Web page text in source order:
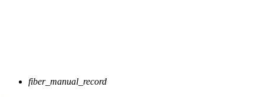
fiber_manual_record